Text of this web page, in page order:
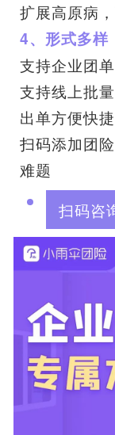
扩展高原病
4、形式多样
支持企业团
支持线上批
出单方便快捷
扫码添加团
难题
扫码咨